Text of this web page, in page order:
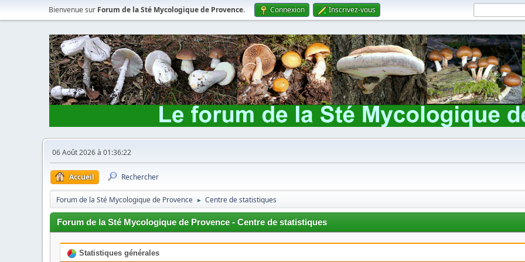
Bienvenue sur Forum de la Sté Mycologique de Provence. Connexion Inscrivez-vous
06 Août 2026 à 01:36:22
Accueil Rechercher
Forum de la Sté Mycologique de Provence ► Centre de statistiques
Forum de la Sté Mycologique de Provence - Centre de statistiques
Statistiques générales